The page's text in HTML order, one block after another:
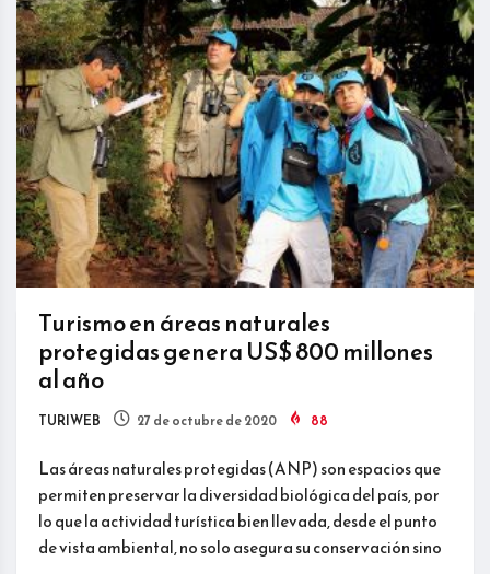
Turismo en áreas naturales
protegidas genera US$ 800 millones
al año
TURIWEB 27 de octubre de 2020 88
Las áreas naturales protegidas (ANP) son espacios que
permiten preservar la diversidad biológica del país, por
lo que la actividad turística bien llevada, desde el punto
de vista ambiental, no solo asegura su conservación sino